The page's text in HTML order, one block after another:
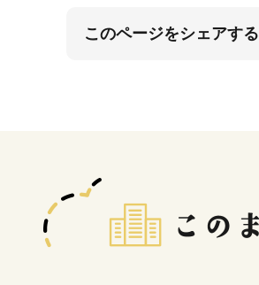
このページをシェアする